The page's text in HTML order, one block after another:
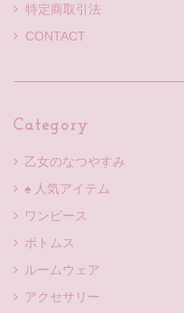
特定商取引法
CONTACT
Category
乙女のなつやすみ
♠ 人気アイテム
ワンピース
ボトムス
ルームウェア
アクセサリー